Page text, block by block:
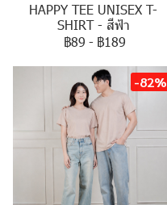
HAPPY TEE UNISEX T-
SHIRT - สีฟ้า
฿89 - ฿189
-82%